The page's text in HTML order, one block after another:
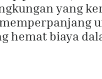
yang
hemat biaya